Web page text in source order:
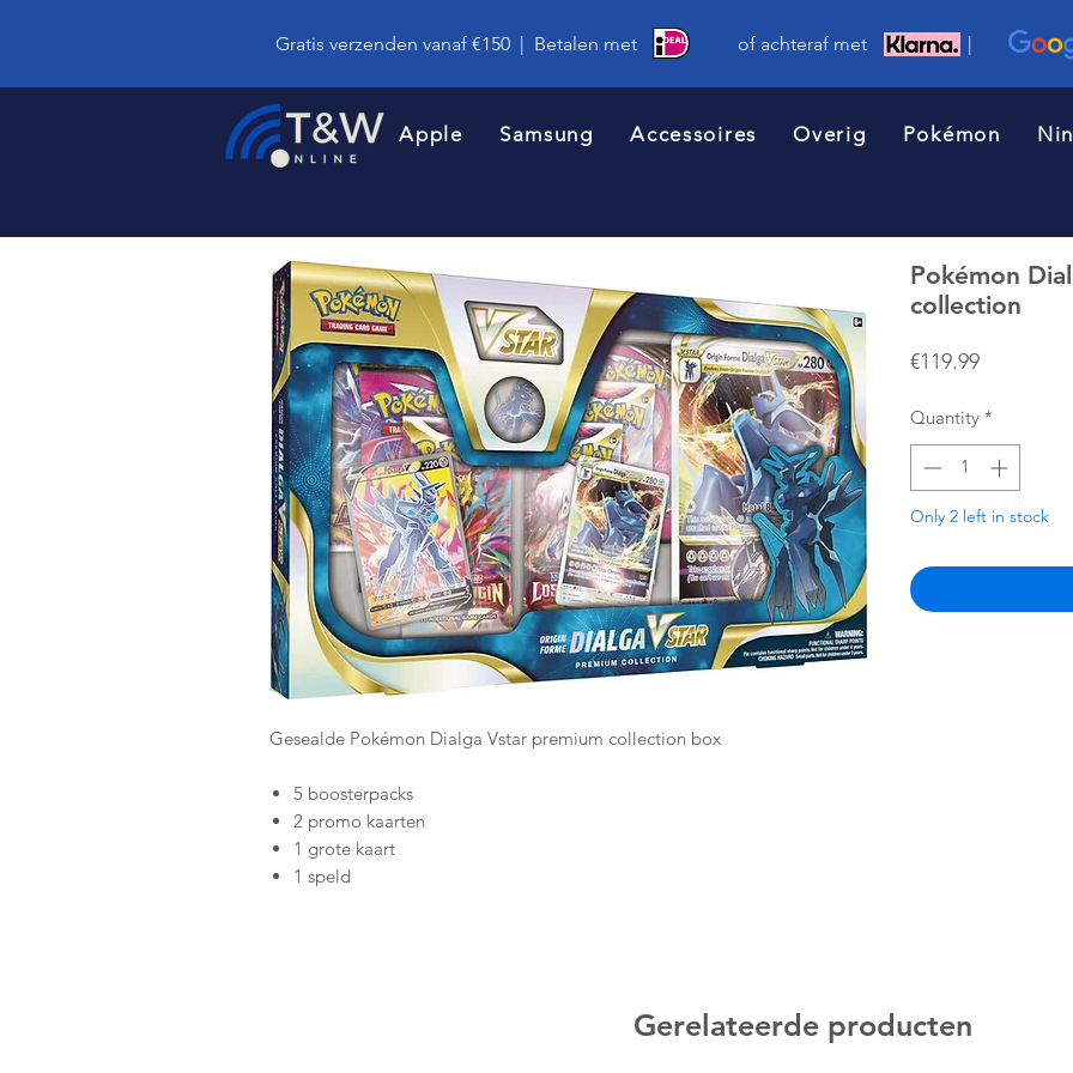
Gratis verzenden vanaf €150 | Betalen met of achteraf met |
Apple Samsung Accessoires Overig Pokémon
Gesealde Pokémon Dialga Vstar premium collection box
5 boosterpacks
2 promo kaarten
1 grote kaart
1 speld
Pokémon
collection
€119.99Price
Quantity *
Only 2 left in stock
Gerelateerde producten